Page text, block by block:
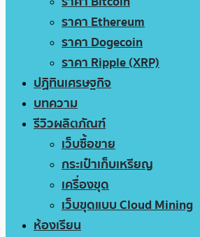
ราคา Ethereum
ราคา Dogecoin
ราคา Ripple (XRP)
ปฏิทินเศรษฐกิจ
บทความ
รีวิวผลิตภัณฑ์
เว็บซื้อขาย
กระเป๋าเก็บเหรียญ
เครื่องขุด
เว็บขุดแบบ Cloud Mining
ห้องเรียน